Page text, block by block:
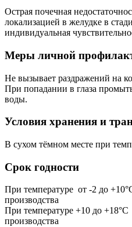
Острая почечная
локализацией в желудке в
индивидуальная
Меры личной
Не вызывает раздражений на
При попадании в глаза
воды.
Условия хранения и
В сухом тёмном месте при
Срок годности
При температуре от -2 до
производства
При температуре +10 до
производства